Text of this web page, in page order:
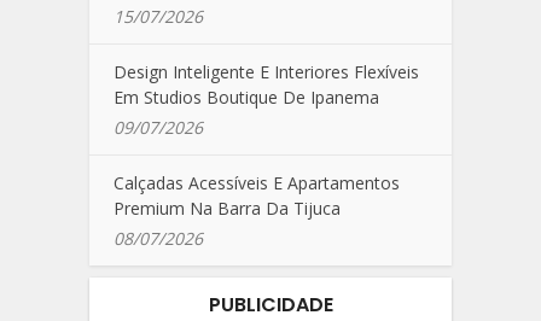
15/07/2026
Design Inteligente E Interiores Flexíveis
Em Studios Boutique De Ipanema
09/07/2026
Calçadas Acessíveis E Apartamentos
Premium Na Barra Da Tijuca
08/07/2026
PUBLICIDADE